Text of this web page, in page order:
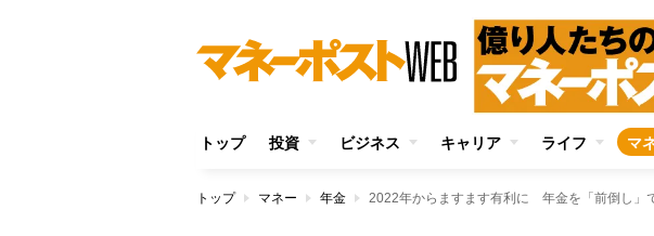
トップ 投資 ビジネス キャリア ライフ マ
トップ マネー 年金 2022年からますます有利に 年金を「前倒し」